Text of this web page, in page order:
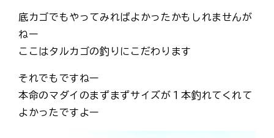
底カゴでもやってみればよかったかもしれませんが
ねー
ここはタルカゴの釣りにこだわります
それでもですねー
本命のマダイのまずまずサイズが１本釣れてくれて
よかったですよー